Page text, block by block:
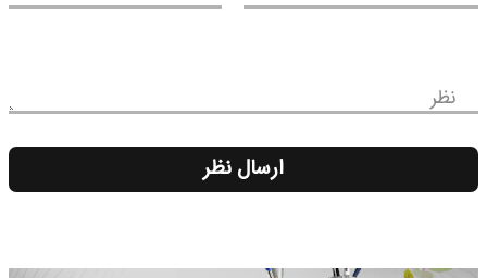
نظر
ارسال نظر